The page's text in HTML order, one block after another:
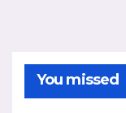
You missed